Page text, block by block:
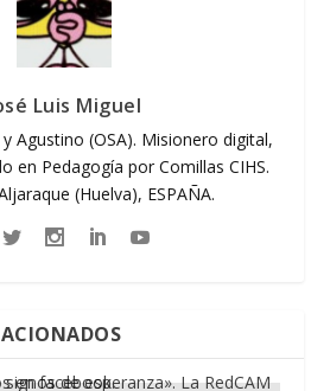
Luis Miguel
Agustino (OSA). Misionero digital,
en Pedagogía por Comillas CIHS.
(Huelva), ESPAÑA.